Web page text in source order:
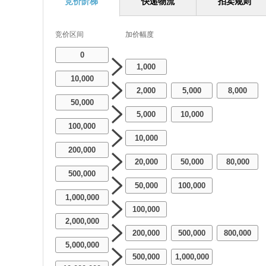
竞价区间 加价幅度
0
1,000
10,000
2,000
5,000
8,000
50,000
5,000
10,000
100,000
10,000
200,000
20,000
50,000
80,000
500,000
50,000
100,000
1,000,000
100,000
2,000,000
200,000
500,000
800,000
5,000,000
500,000
1,000,000